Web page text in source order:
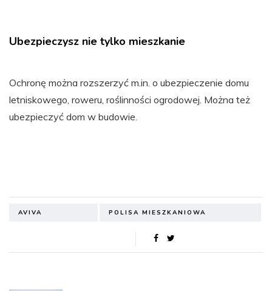
Ubezpieczysz nie tylko mieszkanie
Ochronę można rozszerzyć m.in. o ubezpieczenie domu
letniskowego, roweru, roślinności ogrodowej. Można też
ubezpieczyć dom w budowie.
AVIVA POLISA MIESZKANIOWA